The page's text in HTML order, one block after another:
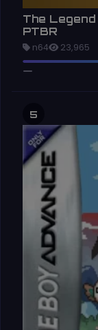
The
PTBR
n64 23,965
5